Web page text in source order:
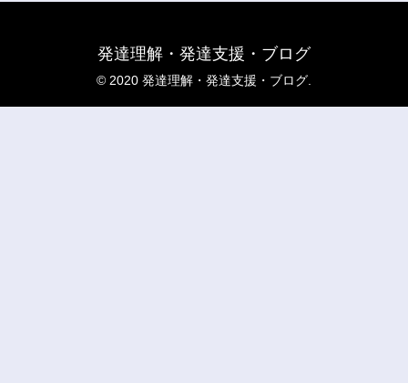
発達理解・発達支援・ブログ
© 2020 発達理解・発達支援・ブログ.